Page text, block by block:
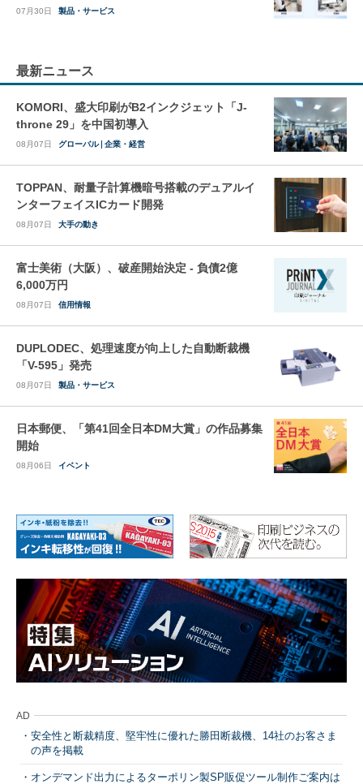
07月30日 製品・サービス
最新ニュース
KOMORI、盛大印刷がB2インクジェット「J-
throne 29」を中国初導入
08月07日 グローバル 企業・経営
TOPPAN、耐量子計算機暗号搭載のデュアルイ
ンターフェイスICカード開発
08月07日 大手の動き
富士美術（大阪）、破産開始決定 - 負債2億
6,000万円
08月07日 信用情報
DUPLODEC、処理速度が向上した自動断裁機
「V-595」発売
08月07日 製品・サービス
日本郵便、「第41回全日本DM大賞」の作品募集
開始
08月06日 イベント
AD
安全性と断裁精度、堅牢性に優れた勝田断裁機、14社のお客さま
の声を掲載
オンデマンド出力によるターポリン製SP販促ツール制作ご案内は